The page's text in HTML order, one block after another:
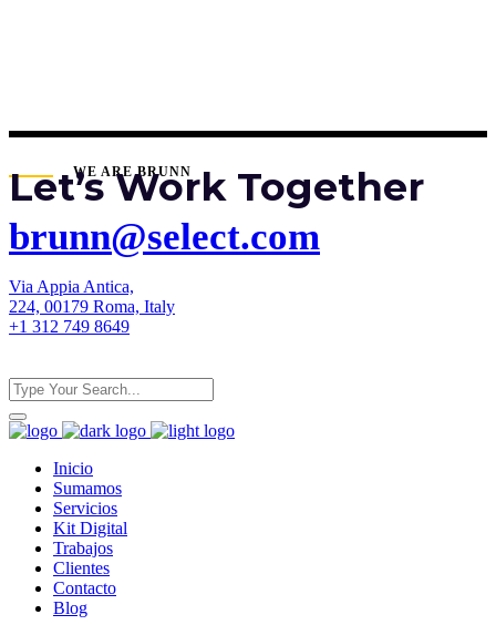
WE ARE BRUNN
Let’s Work Together
brunn@select.com
Via Appia Antica,
224, 00179 Roma, Italy
+1 312 749 8649
Inicio
Sumamos
Servicios
Kit Digital
Trabajos
Clientes
Contacto
Blog